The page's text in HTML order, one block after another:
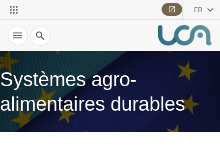
FR
Recherche
Systèmes agro-
alimentaires durables